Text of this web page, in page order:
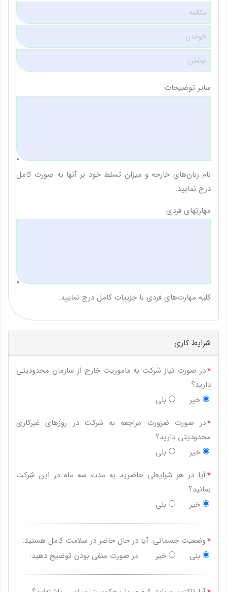
سایر توضیحات
نام زبان‌های خارجه و میزان تسلط خود بر آنها به صورت کامل
درج نمایید.
مهارتهای فردی
کلیه مهارت‌های فردی با جزییات کامل درج نمایید.
شرایط کاری
در صورت نیاز شرکت به ماموریت خارج از سازمان محدودیتی
دارید؟
خیر
بلی
در صورت ضرورت مراجعه به شرکت در روزهای غیرکاری
محدودیتی دارید؟
خیر
بلی
آیا در هر شرایطی حاضرید به مدت سه ماه در این شرکت
بمانید؟
خیر
بلی
وضعیت جسمانی: آیا در حال حاضر در سلامت کامل هستید:
بلی
خیر در صورت منفی بودن توضیح دهید: